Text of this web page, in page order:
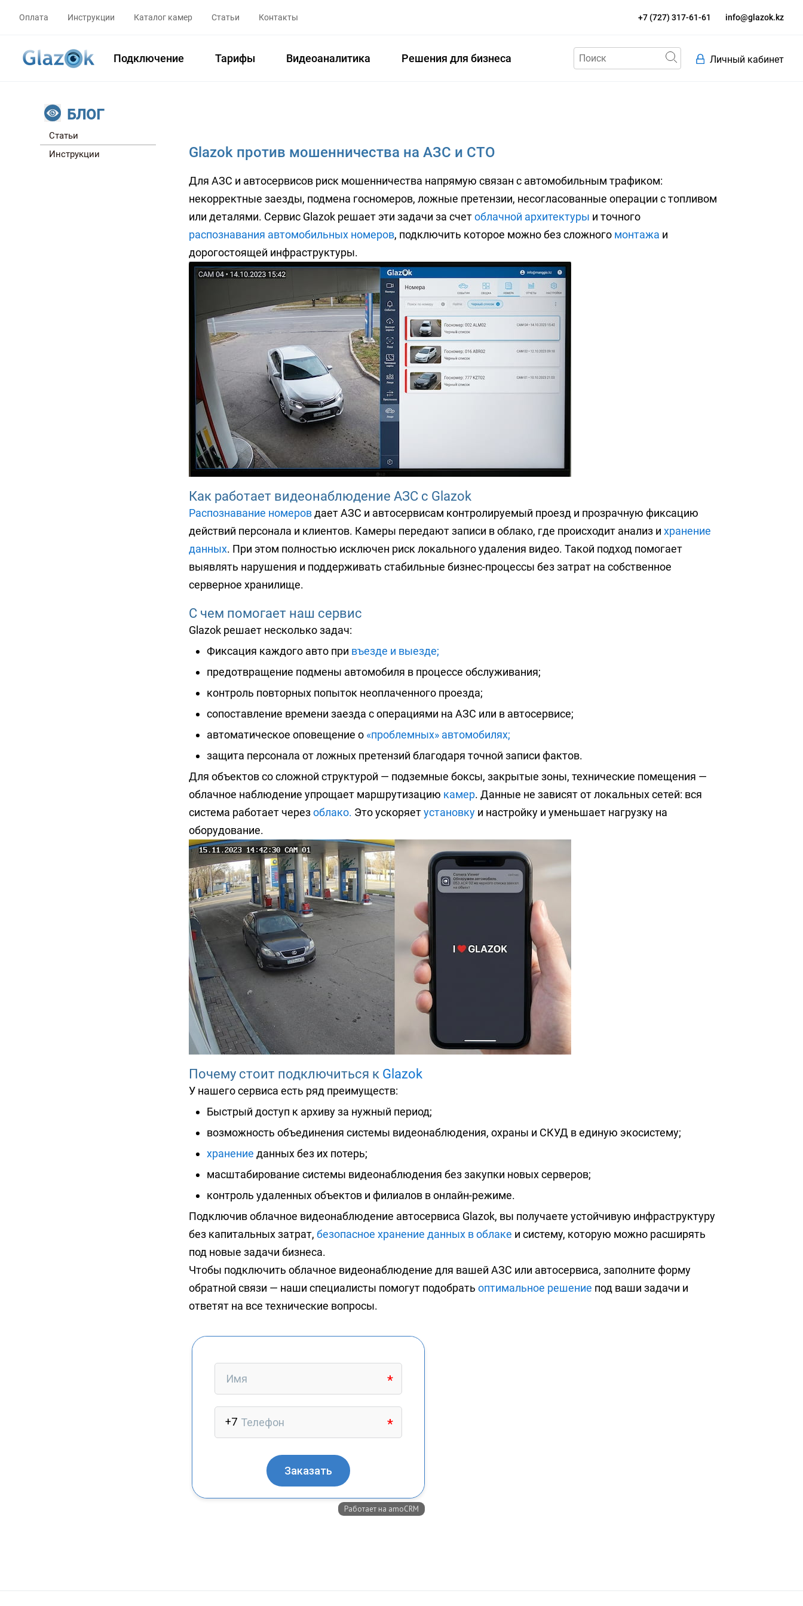
Оплата Инструкции Каталог камер Статьи Контакты +7 (727) 317-61-61 info@glazok.kz
Подключение Тарифы Видеоаналитика Решения для бизнеса Личный кабинет
Glazok против мошенничества на АЗС и СТО
Для АЗС и автосервисов риск мошенничества напрямую связан с автомобильным трафиком:
некорректные заезды, подмена госномеров, ложные претензии, несогласованные операции с топливом
или деталями. Сервис Glazok решает эти задачи за счетоблачной архитектуры и точного
распознавания автомобильных номеров, подключить которое можно без сложного монтажа и
дорогостоящей инфраструктуры.
Как работает видеонаблюдение АЗС с Glazok
Распознавание номеровдает АЗС и автосервисам контролируемый проезд и прозрачную фиксацию
действий персонала и клиентов. Камеры передают записи в облако, где происходит анализ и хранение
данных. При этом полностью исключен риск локального удаления видео. Такой подход помогает
выявлять нарушения и поддерживать стабильные бизнес-процессы без затрат на собственное
серверное хранилище.
С чем помогает наш сервис
Glazok решает несколько задач:
Фиксация каждого авто при въезде и выезде;
предотвращение подмены автомобиля в процессе обслуживания;
контроль повторных попыток неоплаченного проезда;
сопоставление времени заезда с операциями на АЗС или в автосервисе;
автоматическое оповещение о «проблемных» автомобилях;
защита персонала от ложных претензий благодаря точной записи фактов.
Для объектов со сложной структурой — подземные боксы, закрытые зоны, технические помещения —
облачное наблюдение упрощает маршрутизацию камер. Данные не зависят от локальных сетей: вся
система работает черезоблако. Это ускоряетустановкуи настройку и уменьшает нагрузку на
оборудование.
Почему стоит подключиться к Glazok
У нашего сервиса есть ряд преимуществ:
Быстрый доступ к архиву за нужный период;
возможность объединения системы видеонаблюдения, охраны и СКУД в единую экосистему;
хранение данных без их потерь;
масштабирование системы видеонаблюдения без закупки новых серверов;
контроль удаленных объектов и филиалов в онлайн-режиме.
Подключив облачное видеонаблюдение автосервиса Glazok, вы получаете устойчивую инфраструктуру
без капитальных затрат, безопасное хранение данных в облаке и систему, которую можно расширять
под новые задачи бизнеса.
Чтобы подключить облачное видеонаблюдение для вашей АЗС или автосервиса, заполните форму
обратной связи — наши специалисты помогут подобрать оптимальное решение под ваши задачи и
ответят на все технические вопросы.
БЛОГ
Статьи
Инструкции